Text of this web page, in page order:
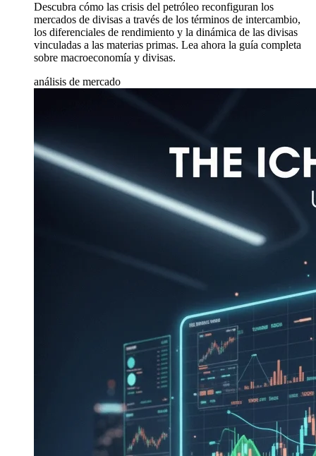
Descubra cómo las crisis del petróleo reconfiguran los
mercados de divisas a través de los términos de intercambio,
los diferenciales de rendimiento y la dinámica de las divisas
vinculadas a las materias primas. Lea ahora la guía completa
sobre macroeconomía y divisas.
análisis de mercado